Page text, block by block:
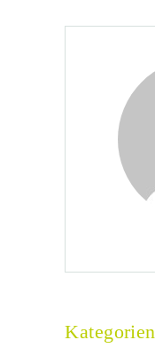
Kategorien